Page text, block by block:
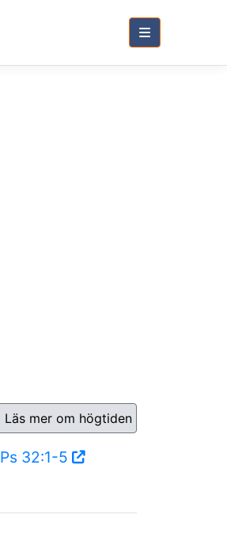
Läs mer om högtiden
Ps 32:1-5